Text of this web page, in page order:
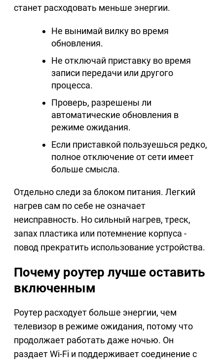
станет расходовать меньше энергии.
Не вынимай вилку во время
обновления.
Не отключай приставку во время
записи передачи или другого
процесса.
Проверь, разрешены ли
автоматические обновления в
режиме ожидания.
Если приставкой пользуешься редко,
полное отключение от сети имеет
больше смысла.
Отдельно следи за блоком питания. Легкий
нагрев сам по себе не означает
неисправность. Но сильный нагрев, треск,
запах пластика или потемнение корпуса -
повод прекратить использование устройства.
Почему роутер лучше оставить
включенным
Роутер расходует больше энергии, чем
телевизор в режиме ожидания, потому что
продолжает работать даже ночью. Он
раздает Wi-Fi и поддерживает соединение с